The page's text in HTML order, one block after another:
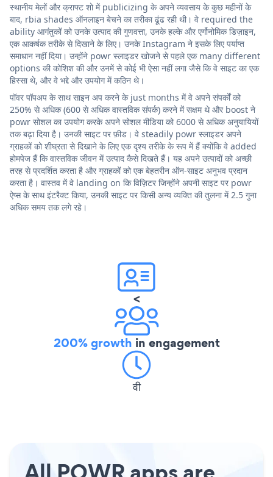
स्थानीय मेलों और क्राफ्ट शो में publicizing के अपने व्यवसाय के कुछ महीनों के
बाद, rbia shades ऑनलाइन बेचने का तरीका ढूंढ रही थी। वे required the
ability आगंतुकों को उनके उत्पाद की गुणवत्ता, उनके हल्के और एर्गोनोमिक डिज़ाइन,
एक आकर्षक तरीके से दिखाने के लिए। उनके Instagram ने इसके लिए पर्याप्त
समाधान नहीं दिया। उन्होंने powr स्लाइडर खोजने से पहले एक many different
options की कोशिश की और उनमें से कोई भी ऐसा नहीं लगा जैसे कि वे साइट का एक
हिस्सा थे, और वे भद्दे और उपयोग में कठिन थे।
पॉवर पॉपअप के साथ साइन अप करने के just months में वे अपने संपर्कों को
250% से अधिक (600 से अधिक वास्तविक संपर्क) करने में सक्षम थे और boost ने
powr सोशल का उपयोग करके अपने सोशल मीडिया को 6000 से अधिक अनुयायियों
तक बढ़ा दिया है। उनकी साइट पर फ़ीड। वे steadily powr स्लाइडर अपने
ग्राहकों को शीघ्रता से दिखाने के लिए एक दृश्य तरीके के रूप में हैं क्योंकि वे added
होमपेज हैं कि वास्तविक जीवन में उत्पाद कैसे दिखते हैं। यह अपने उत्पादों को अच्छी
तरह से प्रदर्शित करता है और ग्राहकों को एक बेहतरीन ऑन-साइट अनुभव प्रदान
करता है। वास्तव में वे landing on कि विज़िटर जिन्होंने अपनी साइट पर powr
ऐप्स के साथ इंटरैक्ट किया, उनकी साइट पर किसी अन्य व्यक्ति की तुलना में 2.5 गुना
अधिक समय तक लगे रहे।
<
200% growth in engagement
वी